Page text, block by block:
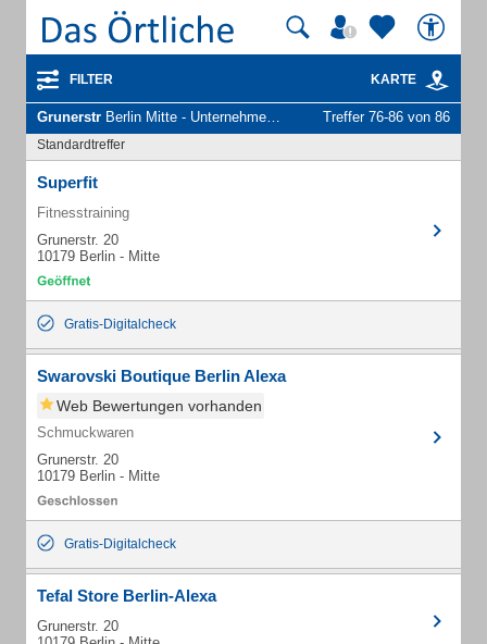
FILTER KARTE
Grunerstr Berlin Mitte - Unternehmen und Personen Treffer 76-86 von 86
Standardtreffer
Superfit
Fitnesstraining
Grunerstr. 20
10179 Berlin - Mitte
Gratis-Digitalcheck
Swarovski Boutique Berlin Alexa
Web Bewertungen vorhanden
Schmuckwaren
Grunerstr. 20
10179 Berlin - Mitte
Gratis-Digitalcheck
Tefal Store Berlin-Alexa
Grunerstr. 20